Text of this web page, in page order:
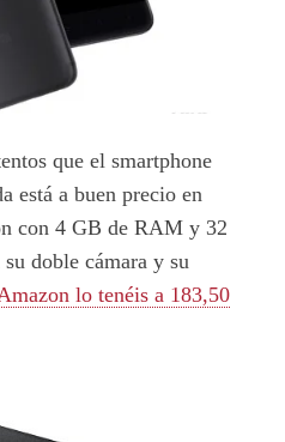
que el smartphone
está a buen precio en
con 4 GB de RAM y 32
doble cámara y su
lo tenéis a 183,50